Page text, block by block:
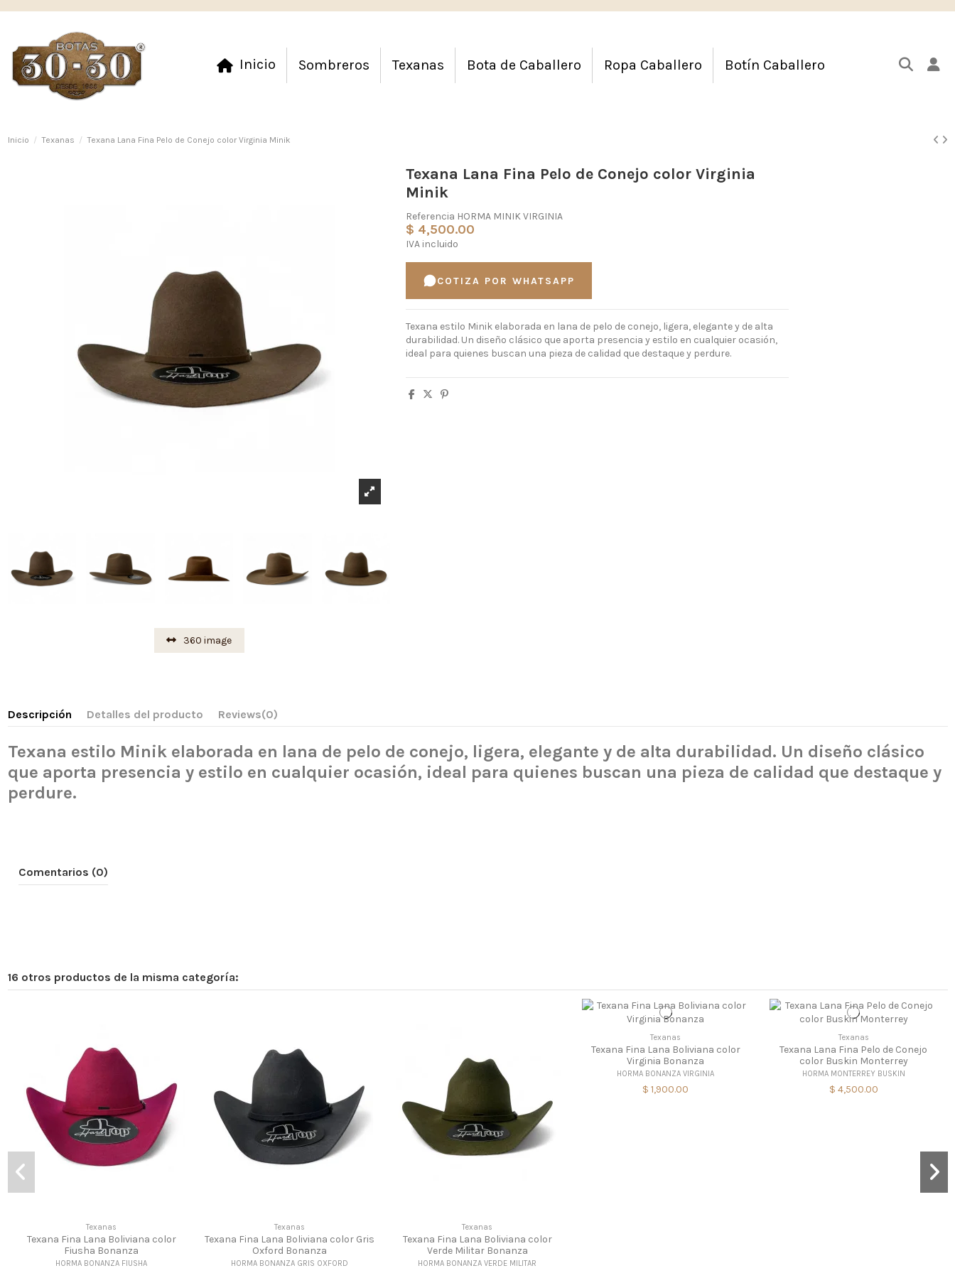
Inicio Sombreros Texanas Bota de Caballero Ropa Caballero Botín Caballero
Inicio Texanas Texana Lana Fina Pelo de Conejo color Virginia Minik
360 image
Texana Lana Fina Pelo de Conejo color Virginia
Minik
Referencia HORMA MINIK VIRGINIA
$ 4,500.00
IVA incluido
COTIZA POR WHATSAPP
Texana estilo Minik elaborada en lana de pelo de conejo, ligera, elegante y de alta
durabilidad. Un diseño clásico que aporta presencia y estilo en cualquier ocasión,
ideal para quienes buscan una pieza de calidad que destaque y perdure.
Descripción Detalles del producto Reviews(0)
Texana estilo Minik elaborada en lana de pelo de conejo, ligera, elegante y de alta durabilidad. Un diseño clásico
que aporta presencia y estilo en cualquier ocasión, ideal para quienes buscan una pieza de calidad que destaque y
perdure.
Comentarios (0)
16 otros productos de la misma categoría:
Texanas
Texana Fina Lana Boliviana color
Fiusha Bonanza
HORMA BONANZA FIUSHA
Texanas
Texana Fina Lana Boliviana color Gris
Oxford Bonanza
HORMA BONANZA GRIS OXFORD
Texanas
Texana Fina Lana Boliviana color
Verde Militar Bonanza
HORMA BONANZA VERDE MILITAR
Texanas
Texana Fina Lana Boliviana color
Virginia Bonanza
HORMA BONANZA VIRGINIA
$ 1,900.00
Texanas
Texana Lana Fina Pelo de Conejo
color Buskin Monterrey
HORMA MONTERREY BUSKIN
$ 4,500.00